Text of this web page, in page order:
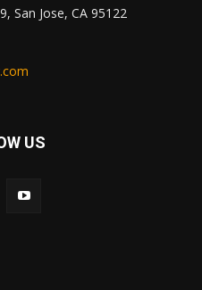
San Jose, CA 95122
US